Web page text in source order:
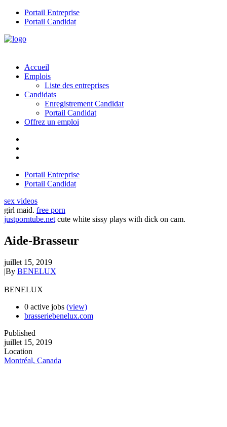
Portail Entreprise
Portail Candidat
Accueil
Emplois
Liste des entreprises
Candidats
Enregistrement Candidat
Portail Candidat
Offrez un emploi
Portail Entreprise
Portail Candidat
sex videos
girl maid. free porn
justporntube.net cute white sissy plays with dick on cam.
Aide-Brasseur
juillet 15, 2019
|By BENELUX
BENELUX
0 active jobs (view)
brasseriebenelux.com
Published
juillet 15, 2019
Location
Montréal, Canada